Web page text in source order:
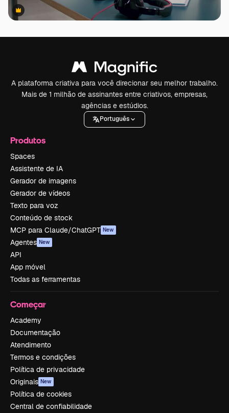
Premium
Premium
A plataforma criativa para você direcionar seu melhor trabalho.
Mais de 1 milhão de assinantes entre criativos, empresas,
agências e estúdios.
Português
Produtos
Spaces
Assistente de IA
Gerador de imagens
Gerador de vídeos
Texto para voz
Conteúdo de stock
MCP para Claude/ChatGPT New
Agentes New
API
App móvel
Todas as ferramentas
Começar
Academy
Documentação
Atendimento
Termos e condições
Política de privacidade
Originais New
Política de cookies
Central de confiabilidade